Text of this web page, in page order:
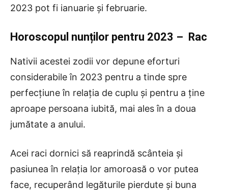
2023 pot fi ianuarie și februarie.
Horoscopul nunților pentru 2023 – Rac
Nativii acestei zodii vor depune eforturi
considerabile în 2023 pentru a tinde spre
perfecțiune în relația de cuplu și pentru a ține
aproape persoana iubită, mai ales în a doua
jumătate a anului.
Acei raci dornici să reaprindă scânteia și
pasiunea în relația lor amoroasă o vor putea
face, recuperând legăturile pierdute și buna